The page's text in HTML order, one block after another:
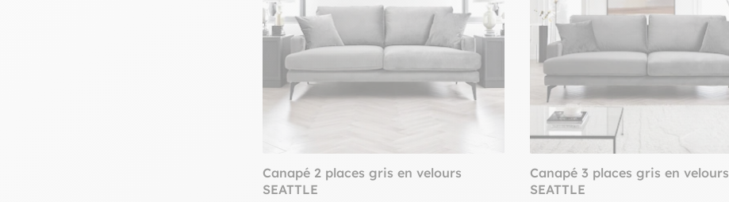
Canapé 2 places gris en velours
SEATTLE
Canapé 3 places gris en velours
SEATTLE